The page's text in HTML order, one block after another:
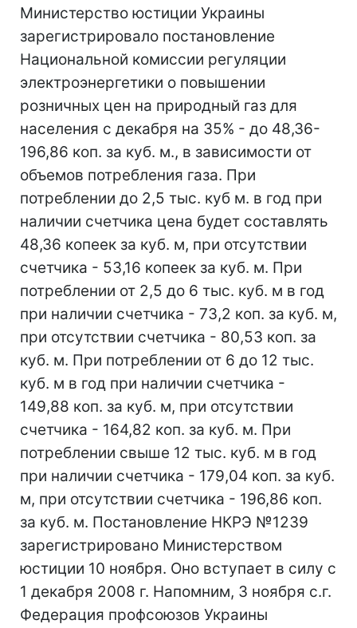
Министерство юстиции Украины
зарегистрировало постановление
Национальной комиссии регуляции
электроэнергетики о повышении
розничных цен на природный газ для
населения с декабря на 35% - до 48,36-
196,86 коп. за куб. м., в зависимости от
объемов потребления газа. При
потреблении до 2,5 тыс. куб м. в год при
наличии счетчика цена будет составлять
48,36 копеек за куб. м, при отсутствии
счетчика - 53,16 копеек за куб. м. При
потреблении от 2,5 до 6 тыс. куб. м в год
при наличии счетчика - 73,2 коп. за куб. м,
при отсутствии счетчика - 80,53 коп. за
куб. м. При потреблении от 6 до 12 тыс.
куб. м в год при наличии счетчика -
149,88 коп. за куб. м, при отсутствии
счетчика - 164,82 коп. за куб. м. При
потреблении свыше 12 тыс. куб. м в год
при наличии счетчика - 179,04 коп. за куб.
м, при отсутствии счетчика - 196,86 коп.
за куб. м. Постановление НКРЭ №1239
зарегистрировано Министерством
юстиции 10 ноября. Оно вступает в силу с
1 декабря 2008 г. Напомним, 3 ноября с.г.
Федерация профсоюзов Украины